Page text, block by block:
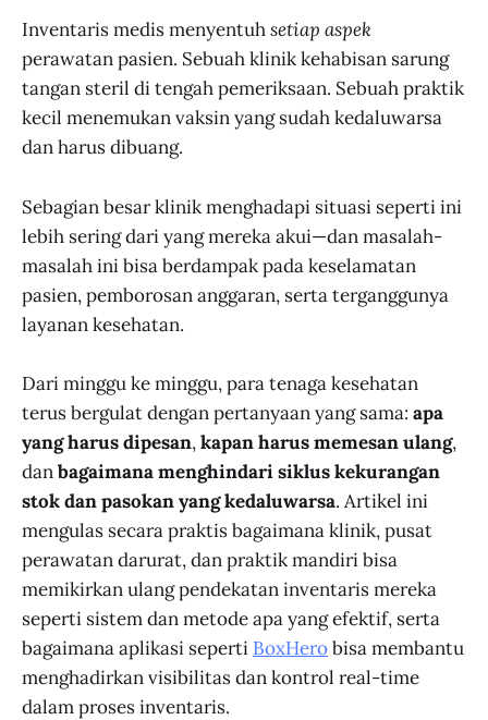
Inventaris medis menyentuhsetiap aspek
perawatan pasien. Sebuah klinik kehabisan sarung
tangan steril di tengah pemeriksaan. Sebuah praktik
kecil menemukan vaksin yang sudah kedaluwarsa
dan harus dibuang.
Sebagian besar klinik menghadapi situasi seperti ini
lebih sering dari yang mereka akui—dan masalah-
masalah ini bisa berdampak pada keselamatan
pasien, pemborosan anggaran, serta terganggunya
layanan kesehatan.
Dari minggu ke minggu, para tenaga kesehatan
terus bergulat dengan pertanyaan yang sama: apa
yang harus dipesan,kapan harus memesan ulang,
danbagaimana menghindari siklus kekurangan
stok dan pasokan yang kedaluwarsa. Artikel ini
mengulas secara praktis bagaimana klinik, pusat
perawatan darurat, dan praktik mandiri bisa
memikirkan ulang pendekatan inventaris mereka
seperti sistem dan metode apa yang efektif, serta
bagaimana aplikasi seperti BoxHerobisa membantu
menghadirkan visibilitas dan kontrol real-time
dalam proses inventaris.